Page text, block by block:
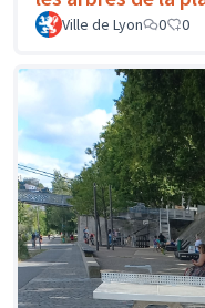
Ville de Lyon 0 0